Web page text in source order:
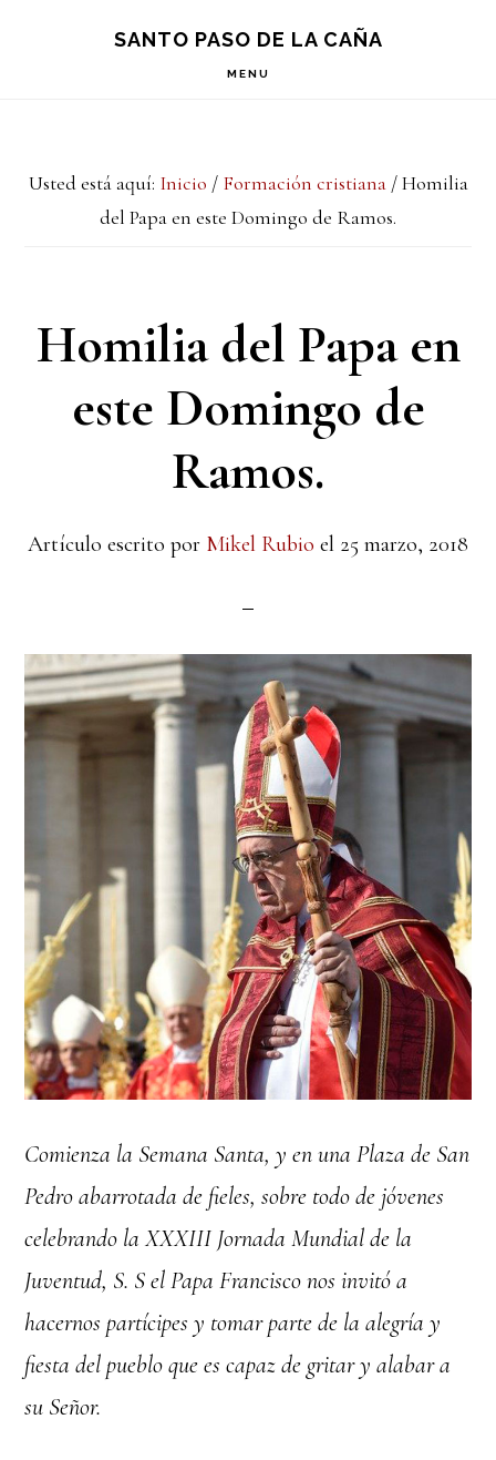
principal
lateral
SANTO PASO DE LA CAÑA
MENU
Usted está aquí: Inicio / Formación cristiana /Homilia
del Papa en este Domingo de Ramos.
Homilia del Papa en
este Domingo de
Ramos.
Artículo escrito por Mikel Rubio el 25 marzo, 2018
Comienza la Semana Santa, y en una Plaza de San
Pedro abarrotada de fieles, sobre todo de jóvenes
celebrando la XXXIII Jornada Mundial de la
Juventud, S. S el Papa Francisco nos invitó a
hacernos partícipes y tomar parte de la alegría y
fiesta del pueblo que es capaz de gritar y alabar a
su Señor.